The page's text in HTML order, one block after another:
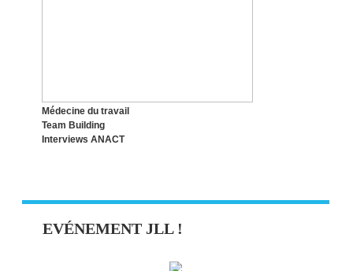
Médecine du travail
Team Building
Interviews ANACT
EVÉNEMENT JLL !